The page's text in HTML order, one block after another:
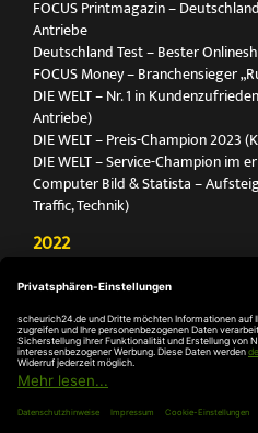
FOCUS Printmagazin –
Antriebe
Deutschland Test – Bester
FOCUS Money – Branchensieger
DIE WELT – Nr. 1 in
Antriebe)
DIE WELT – Preis-Champion 2023
DIE WELT – Service-Champion im
Computer Bild & Statista –
Traffic, Technik)
2022
Antriebe
Deutschland Test – Bester
FOCUS Money – Branchensieger
DIE WELT – Service-Champion im
DIE WELT – Branchengewinner